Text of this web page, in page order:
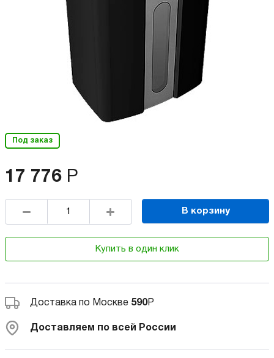
Под заказ
17 776 Р
В корзину
Купить в один клик
Доставка по Москве 590Р
Доставляем по всей России